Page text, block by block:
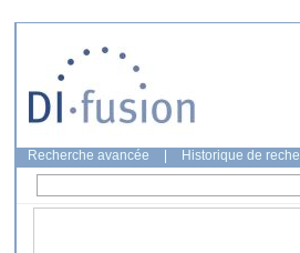
Recherche avancée Historique de